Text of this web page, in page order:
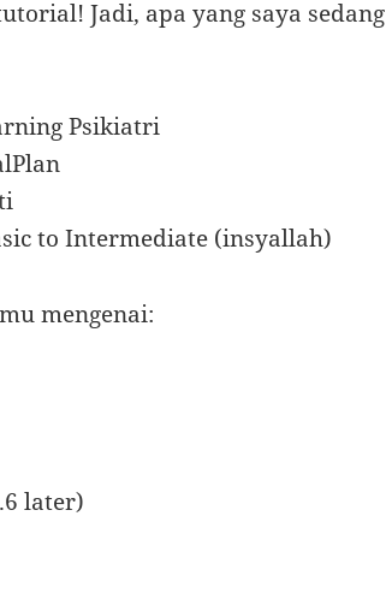
Jadi, apa yang saya sedang
Psikiatri
to Intermediate (insyallah)
mengenai:
later)